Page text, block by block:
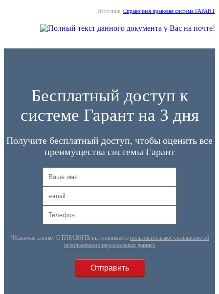
Источник: Справочная правовая система ГАРАНТ
Бесплатный доступ к
системе Гарант на 3 дня
Получите бесплатный доступ, чтобы оценить все
преимущества системы Гарант
*Нажимая кнопку ОТПРАВИТЬ вы принимаете пользовательское соглашение об
использовании персональных данных